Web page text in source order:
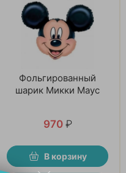
Фольгированный
шарик Микки Маус
970 ₽
В корзину